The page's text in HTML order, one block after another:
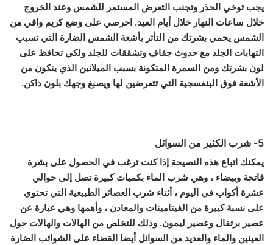
يجب توخي الحذر وتجنب التعرض المستمر للشمس وعند الخروج
خلال ساعات النهار خلال أيام العيد. احرصي على وضع كريم واقي من
الشمس يحمي بشرتك من التأثر بأشعة الشمس الضارة التي تسبب
التهابات الجلد مع حدوث جفاف وتشققات للجلد ولكي تحافظ على
لون بشرتك ومن السمرة المتكونة بسبب الميلانين الذي يتكون من
الأشعة فوق البنفسجية التي تتعرضين لها ويصبغ وجهك بلون داكن.
5- شرب الكثير من السوائل
يمكنك اتباع هذه النصيحة إذا كنت ترغب في الحصول على بشرة
فاتحة وبيضاء ، وهي شرب الماء بكميات كبيرة تصل إلى حوالي
عشرة أكواب في اليوم ، أثناء شرب العصائر الطبيعية التي تحتوي
على نسبة كبيرة من الفيتامينات والمعادن ، وأهمها وهي عبارة عن
عصير برتقال وعصير ليمون. وذلك للتخلص من الهالات والهالات حول
العينين والماء والعديد من السوائل أيضا القضاء على الشوائب الضارة